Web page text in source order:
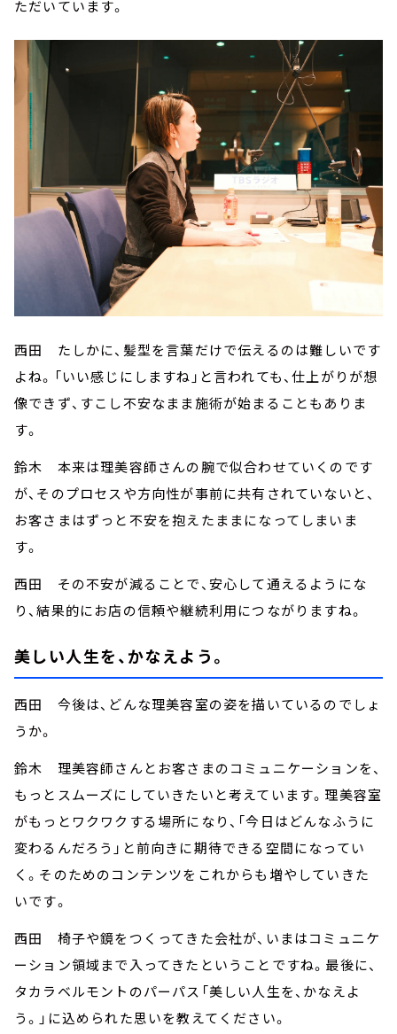
ただいています。
西田 たしかに、髪型を言葉だけで伝えるのは難しいです
よね。「いい感じにしますね」と言われても、仕上がりが想
像できず、すこし不安なまま施術が始まることもありま
す。
鈴木 本来は理美容師さんの腕で似合わせていくのです
が、そのプロセスや方向性が事前に共有されていないと、
お客さまはずっと不安を抱えたままになってしまいま
す。
西田 その不安が減ることで、安心して通えるようにな
り、結果的にお店の信頼や継続利用につながりますね。
美しい人生を、かなえよう。
西田 今後は、どんな理美容室の姿を描いているのでしょ
うか。
鈴木 理美容師さんとお客さまのコミュニケーションを、
もっとスムーズにしていきたいと考えています。理美容室
がもっとワクワクする場所になり、「今日はどんなふうに
変わるんだろう」と前向きに期待できる空間になってい
く。そのためのコンテンツをこれからも増やしていきた
いです。
西田 椅子や鏡をつくってきた会社が、いまはコミュニケ
ーション領域まで入ってきたということですね。最後に、
タカラベルモントのパーパス「美しい人生を、かなえよ
う。」に込められた思いを教えてください。